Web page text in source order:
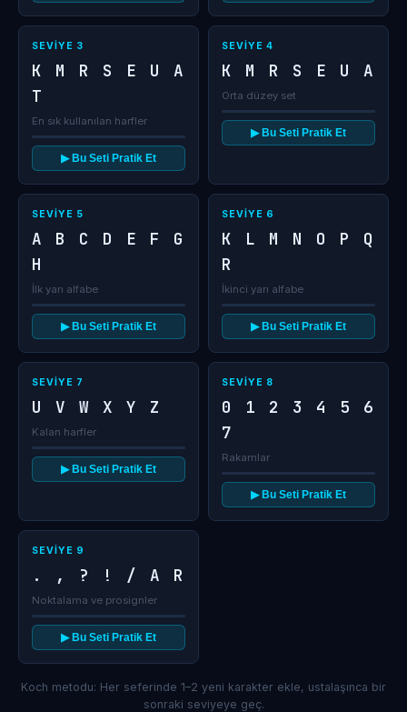
SEVIYE 3
K M R S E U A
T
En sık kullanılan harfler
▶ Bu Seti Pratik Et
SEVIYE 4
K M R S E U A
Orta düzey set
▶ Bu Seti Pratik Et
SEVIYE 5
A B C D E F G
H
İlk yarı alfabe
▶ Bu Seti Pratik Et
SEVIYE 6
K L M N O P Q
R
İkinci yarı alfabe
▶ Bu Seti Pratik Et
SEVIYE 7
U V W X Y Z
Kalan harfler
▶ Bu Seti Pratik Et
SEVIYE 8
0 1 2 3 4 5 6
7
Rakamlar
▶ Bu Seti Pratik Et
SEVIYE 9
. , ? ! / A R
Noktalama ve prosignler
▶ Bu Seti Pratik Et
Koch metodu: Her seferinde 1–2 yeni karakter ekle, ustalaşınca bir
sonraki seviyeye geç.